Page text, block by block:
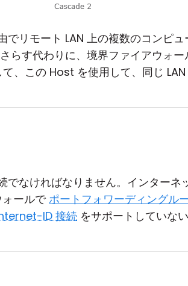
リモート LAN 上の複数のコンピ
らす代わりに、境界ファイアウォ
、この Host を使用して、同じ
でなければなりません。インターネ
ールでポートフォワーディングル
ID 接続 をサポートしていな